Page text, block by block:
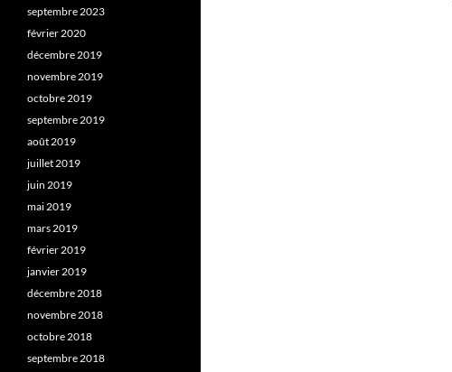
septembre 2023
février 2020
décembre 2019
novembre 2019
octobre 2019
septembre 2019
août 2019
juillet 2019
juin 2019
mai 2019
mars 2019
février 2019
janvier 2019
décembre 2018
novembre 2018
octobre 2018
septembre 2018